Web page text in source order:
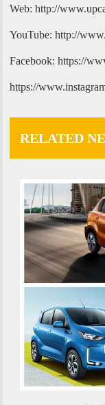
Web: http://
YouTube: http://
Facebook: https://
https://
RELATED